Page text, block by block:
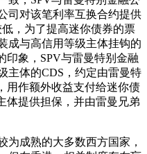
司对该笔利率互换合约提供
，为了提高迷你债券的票
成与高信用等级主体挂钩的
印象，SPV与雷曼特别金融
主体的CDS，约定由雷曼特
用作额外收益支付给迷你债
体提供担保，并由雷曼兄弟
为成熟的大多数西方国家，